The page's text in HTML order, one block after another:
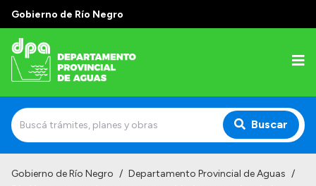
Gobierno de Río Negro
Buscar
Gobierno de Río Negro / Departamento Provincial de Aguas /